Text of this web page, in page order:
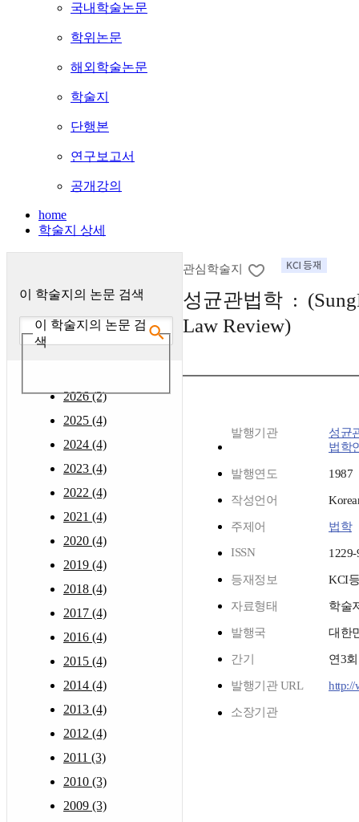
국내학술논문
학위논문
해외학술논문
학술지
단행본
연구보고서
공개강의
home
학술지 상세
이 학술지의 논문 검색
이 학술지의 논문 검
색
2026 (2)
2025 (4)
2024 (4)
2023 (4)
2022 (4)
2021 (4)
2020 (4)
2019 (4)
2018 (4)
2017 (4)
2016 (4)
2015 (4)
2014 (4)
2013 (4)
2012 (4)
2011 (3)
2010 (3)
2009 (3)
관심학술지
성균관법학 :
Law Review)
발행기관
성균
법학
발행연도 1987
작성언어
주제어
법학
ISSN
등재정보 KCI
자료형태 학술
발행국 대한
간기 연3
발행기관 URL http://
소장기관